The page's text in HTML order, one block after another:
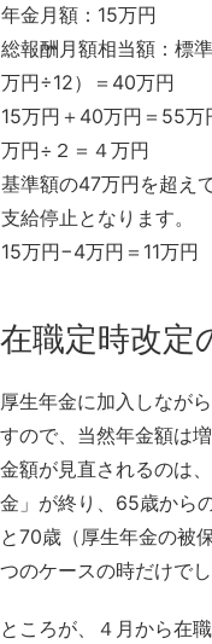
年金月額：15万円
総報酬月額相当額：標
万円÷12）＝40万円
15万円＋40万円＝55
万円÷２＝４万円
基準額の47万円を超え
支給停止となります。
15万円−4万円＝11万
在職定時改定
厚生年金に加入しなが
すので、当然年金額は
金額が見直されるのは
金」が終り、65歳から
と70歳（厚生年金の被
つのケースの時だけでし
ところが、
４月から在